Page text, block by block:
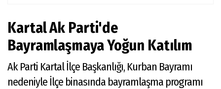
Kartal Ak Parti'de
Bayramlaşmaya Yoğun Katılım
Ak Parti Kartal İlçe Başkanlığı, Kurban Bayramı
nedeniyle İlçe binasında bayramlaşma programı